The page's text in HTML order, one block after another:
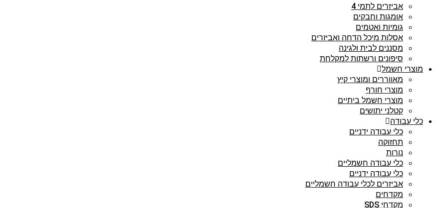
אביזרים לתמי 4
אומגות וחבקים
גומיות ואטמים
אסלות מיכל הדחה ואביזרים
מסננים לבית ולגינה
סיפונים ורשתות למקלחת
מוצרי חשמל
מאווררים ומוצרי קיץ
מוצרי חורף
מוצרי חשמל ביתיים
קטלני יתושים
כלי עבודה
כלי עבודה ידניים
תחזוקה
נורות
כלי עבודה חשמליים
כלי עבודה ידניים
אביזרים לכלי עבודה חשמליים
מקדחים
מקדחי SDS